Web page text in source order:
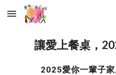
Skip to main content
讓愛上餐桌，
2025愛你一輩子